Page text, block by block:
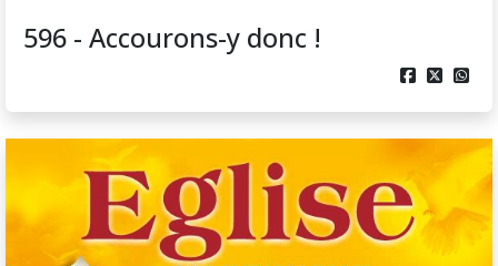
596 - Accourons-y donc !
  